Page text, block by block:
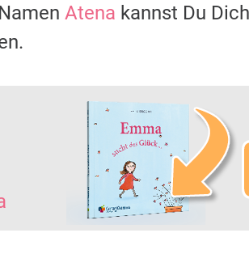
Atena kannst Du